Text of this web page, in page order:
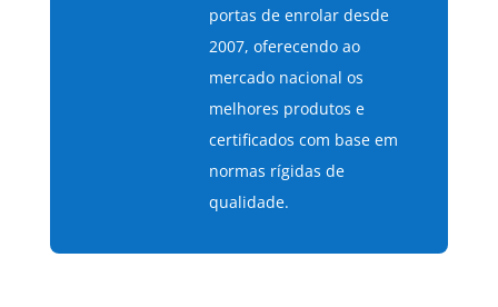
portas de enrolar desde
2007, oferecendo ao
mercado nacional os
melhores produtos e
certificados com base em
normas rígidas de
qualidade.